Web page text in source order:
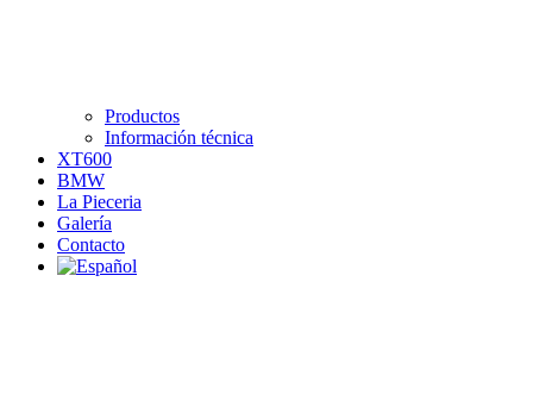
Productos
Información técnica
XT600
BMW
La Pieceria
Galería
Contacto